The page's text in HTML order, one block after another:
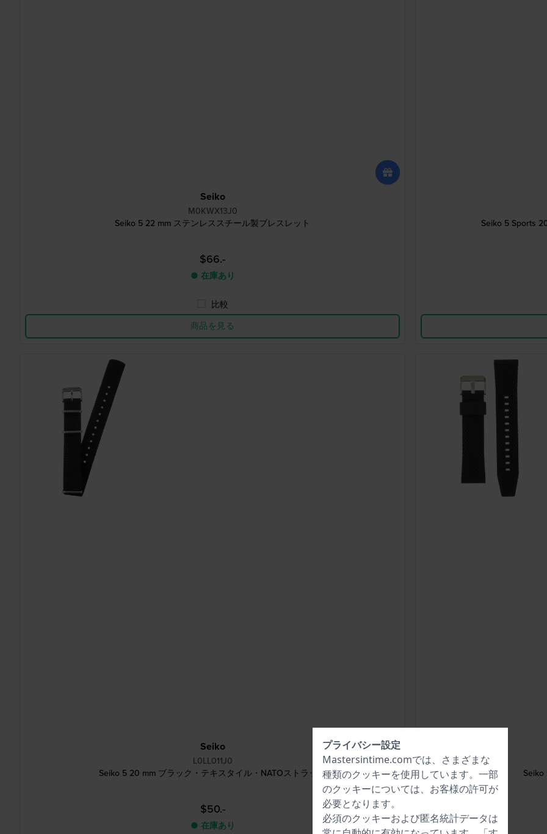
Seiko
M0KWX13J0
Seiko 5 22 mm ステンレススチール製ブレスレット
$66.-
● 在庫あり
比較
商品を見る
Seiko 5 Sports
Seiko
L0LL011J0
Seiko 5 20 mm ブラック・テキスタイル・NATOストラップ
$50.-
● 在庫あり
プライバシー設定
Mastersintime.comでは、さまざまな
種類のクッキーを使用しています。一部
のクッキーについては、お客様の許可が
必要となります。
必須のクッキーおよび匿名統計データは